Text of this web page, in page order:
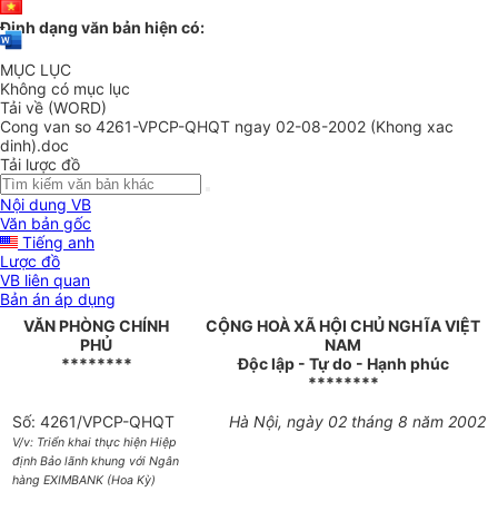
Định dạng văn bản hiện có:
MỤC LỤC
Không có mục lục
Tải về (WORD)
Cong van so 4261-VPCP-QHQT ngay 02-08-2002 (Khong xac
dinh).doc
Tải lược đồ
Nội dung VB
Văn bản gốc
Tiếng anh
Lược đồ
VB liên quan
Bản án áp dụng
VĂN PHÒNG CHÍNH
PHỦ
********
CỘNG HOÀ XÃ HỘI CHỦ NGHĨA VIỆT
NAM
Độc lập - Tự do - Hạnh phúc
********
Số: 4261/VPCP-QHQT
V/v: Triển khai thực hiện Hiệp
định Bảo lãnh khung với Ngân
hàng EXIMBANK (Hoa Kỳ)
Hà Nội, ngày 02 tháng 8 năm 2002